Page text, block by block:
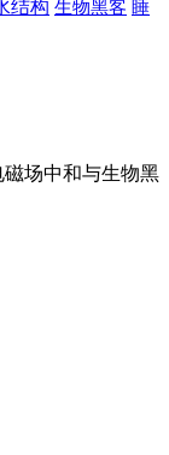
结构 生物黑客 睡
场中和与生物黑